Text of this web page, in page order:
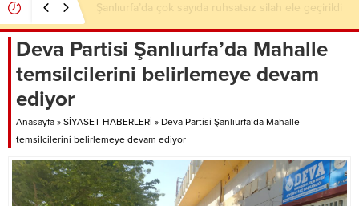
Şanlıurfa’da çok sayıda ruhsatsız silah ele geçirildi
Deva Partisi Şanlıurfa’da Mahalle
temsilcilerini belirlemeye devam
ediyor
Anasayfa » SİYASET HABERLERİ » Deva Partisi Şanlıurfa’da Mahalle
temsilcilerini belirlemeye devam ediyor